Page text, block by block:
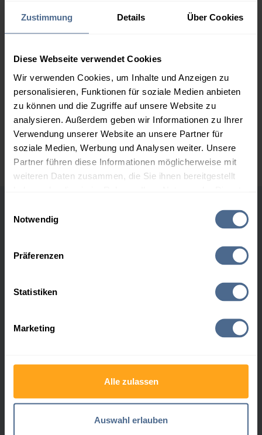
Zustimmung Details Über Cookies
Diese Webseite verwendet Cookies
Wir verwenden Cookies, um Inhalte und Anzeigen zu
personalisieren, Funktionen für soziale Medien anbieten
zu können und die Zugriffe auf unsere Website zu
analysieren. Außerdem geben wir Informationen zu Ihrer
Verwendung unserer Website an unsere Partner für
soziale Medien, Werbung und Analysen weiter. Unsere
Partner führen diese Informationen möglicherweise mit
weiteren Daten zusammen, die Sie ihnen bereitgestellt
Notwendig
Präferenzen
Statistiken
Marketing
Alle zulassen
Auswahl erlauben
163,41 €
5.000 Liter
161,89 €
161,89 €
Preise für Heizöl in Standardqualität nach Ö-Norm C 1109 in € / 100
Liter inkl. MwSt. und Lieferung bei einer Lieferstelle.
Höchst- und Tiefststände der
Datum